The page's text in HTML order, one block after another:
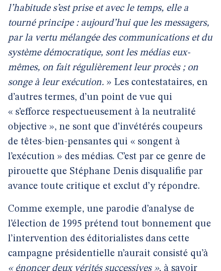
l’habitude s’est prise et avec le temps, elle a
tourné principe : aujourd’hui que les messagers,
par la vertu mélangée des communications et du
système démocratique, sont les médias eux-
mêmes, on fait régulièrement leur procès ; on
songe à leur exécution. » Les contestataires, en
d’autres termes, d’un point de vue qui
« s’efforce respectueusement à la neutralité
objective », ne sont que d’invétérés coupeurs
de têtes-bien-pensantes qui « songent à
l’exécution » des médias. C’est par ce genre de
pirouette que Stéphane Denis disqualifie par
avance toute critique et exclut d’y répondre.
Comme exemple, une parodie d’analyse de
l’élection de 1995 prétend tout bonnement que
l’intervention des éditorialistes dans cette
campagne présidentielle n’aurait consisté qu’à
« énoncer deux vérités successives », à savoir